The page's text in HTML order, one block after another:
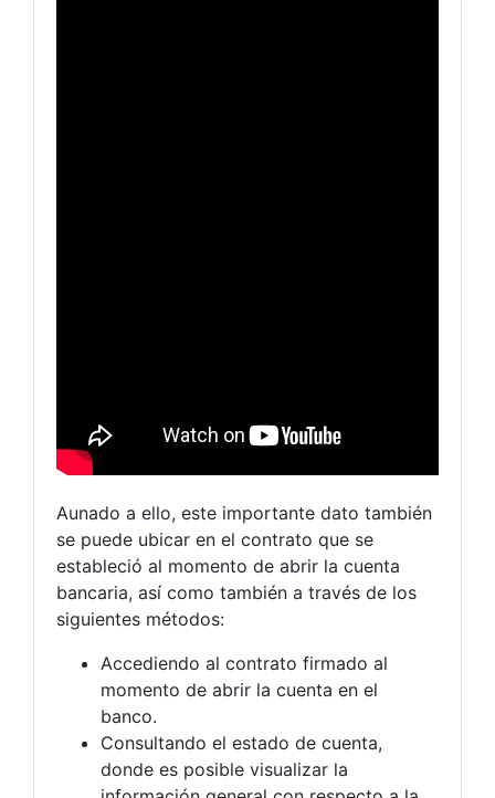
Aunado a ello, este importante dato también
se puede ubicar en el contrato que se
estableció al momento de abrir la cuenta
bancaria, así como también a través de los
siguientes métodos:
Accediendo al contrato firmado al
momento de abrir la cuenta en el
banco.
Consultando el estado de cuenta,
donde es posible visualizar la